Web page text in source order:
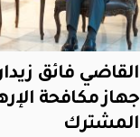
القاضي فائق
جهاز مكافحة
المشترك